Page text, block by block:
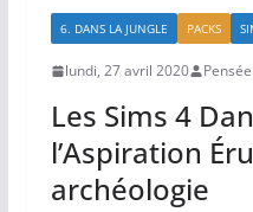
6. DANS LA JUNGLE PACKS
lundi, 27 avril 2020 Pensée
Les Sims 4
l’Aspiration
archéologie